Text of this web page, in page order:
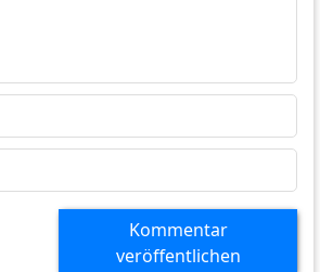
Kommentar
veröffentlichen